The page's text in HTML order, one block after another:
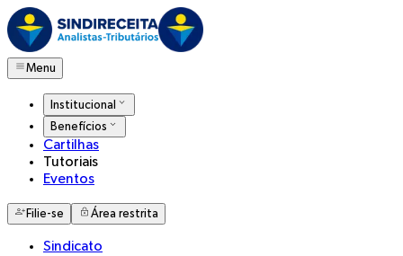
Menu
Institucional
Benefícios
Cartilhas
Tutoriais
Eventos
Filie-se Área restrita
Sindicato